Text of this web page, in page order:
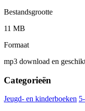
Bestandsgrootte
11 MB
Formaat
mp3 download en
Categorieën
Jeugd- en kinderboeken